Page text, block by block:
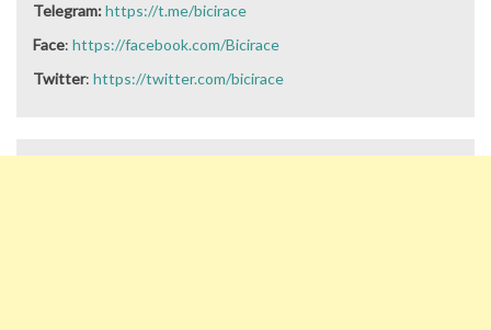
Telegram:https://t.me/bicirace
Face: https://facebook.com/Bicirace
Twitter: https://twitter.com/bicirace